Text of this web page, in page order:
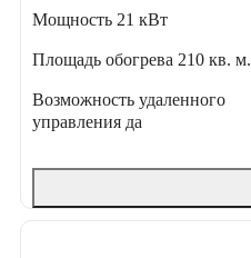
Мощность 21 кВт
Площадь обогрева 210 кв. м.
Возможность удаленного
управления да